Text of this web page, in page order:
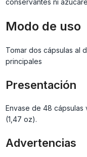
conservantes ni
Modo de uso
Tomar dos cápsulas al
principales
Presentación
Envase de 48 cápsulas
(1,47 oz).
Advertencias